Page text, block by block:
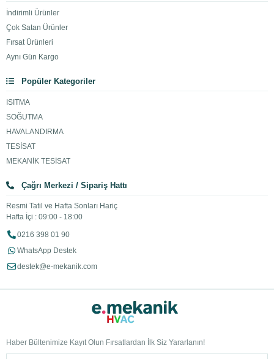
İndirimli Ürünler
Çok Satan Ürünler
Fırsat Ürünleri
Aynı Gün Kargo
Popüler Kategoriler
ISITMA
SOĞUTMA
HAVALANDIRMA
TESİSAT
MEKANİK TESİSAT
Çağrı Merkezi / Sipariş Hattı
Resmi Tatil ve Hafta Sonları Hariç
Hafta İçi : 09:00 - 18:00
0216 398 01 90
WhatsApp Destek
destek@e-mekanik.com
Haber Bültenimize Kayıt Olun Fırsatlardan İlk Siz Yararlanın!